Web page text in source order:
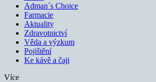
Adman´s Choice
Farmacie
Aktuality
Zdravotnictví
Věda a výzkum
Pojištění
Ke kávě a čaji
Více